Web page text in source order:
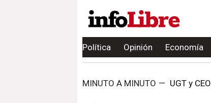
Política Opinión Economía
MINUTO A MINUTO — UGT y